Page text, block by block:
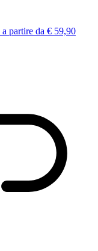
a partire da € 59,90